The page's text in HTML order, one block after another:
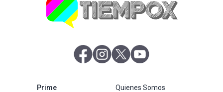
abre en nueva pestaña
abre en nueva pestaña
abre en nueva pestaña
Primeabre en nueva pestañaQuienes Somos